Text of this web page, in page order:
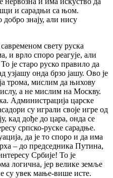
и сарадњи са њом.
знају, али нису
свету руска
и врло споро реагује, али
је старо руско правило да
узјашу онда брзо јашу. Ово је
трома, мислим да њихову
а не мислим на Москву.
Администрација царске
су играли своје игре од
кад дође до цара, онда се
српско-руске сарадње.
да је то споро и да има
– до председника Путина,
Србије! То је
логична, јер велике земље
су увек мање-више исте.